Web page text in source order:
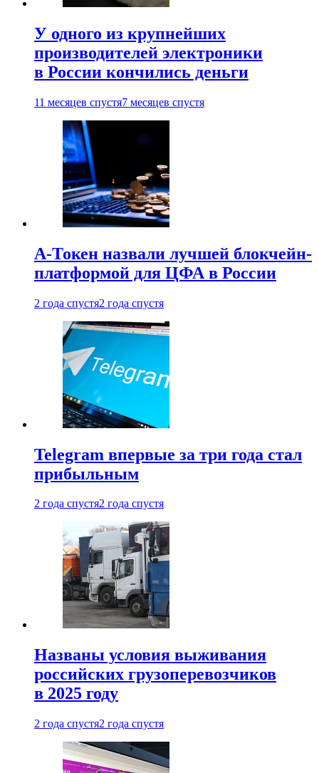
У одного из крупнейших
производителей электроники
в России кончились деньги
11 месяцев спустя7 месяцев спустя
А-Токен назвали лучшей блокчейн-
платформой для ЦФА в России
2 года спустя2 года спустя
Telegram впервые за три года стал
прибыльным
2 года спустя2 года спустя
Названы условия выживания
российских грузоперевозчиков
в 2025 году
2 года спустя2 года спустя